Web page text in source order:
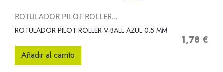
ROTULADOR PILOT ROLLER...
ROTULADOR PILOT ROLLER V-BALL AZUL 0.5 MM
Precio
1,78 €
Añadir al carrito